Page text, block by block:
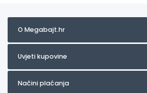
O Megabajt.hr
Uvjeti kupovine
Načini plaćanja